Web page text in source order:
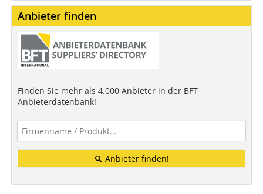
Anbieter finden
Finden Sie mehr als 4.000 Anbieter in der BFT
Anbieterdatenbank!
Anbieter finden!